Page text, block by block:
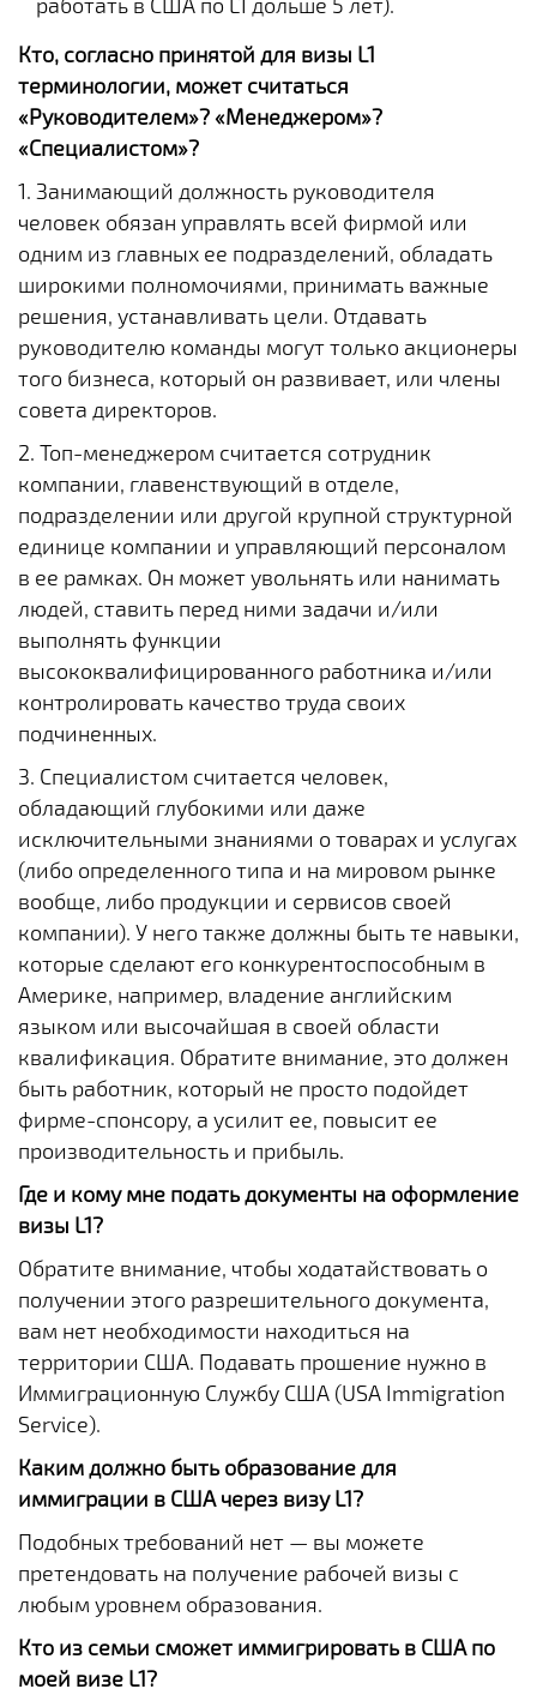
Кто, согласно принятой для визы L1
терминологии, может считаться
«Руководителем»? «Менеджером»?
«Специалистом»?
1. Занимающий должность руководителя
человек обязан управлять всей фирмой или
одним из главных ее подразделений, обладать
широкими полномочиями, принимать важные
решения, устанавливать цели. Отдавать
руководителю команды могут только акционеры
того бизнеса, который он развивает, или члены
совета директоров.
2. Топ-менеджером считается сотрудник
компании, главенствующий в отделе,
подразделении или другой крупной структурной
единице компании и управляющий персоналом
в ее рамках. Он может увольнять или нанимать
людей, ставить перед ними задачи и/или
выполнять функции
высококвалифицированного работника и/или
контролировать качество труда своих
подчиненных.
3. Специалистом считается человек,
обладающий глубокими или даже
исключительными знаниями о товарах и услугах
(либо определенного типа и на мировом рынке
вообще, либо продукции и сервисов своей
компании). У него также должны быть те навыки,
которые сделают его конкурентоспособным в
Америке, например, владение английским
языком или высочайшая в своей области
квалификация. Обратите внимание, это должен
быть работник, который не просто подойдет
фирме-спонсору, а усилит ее, повысит ее
производительность и прибыль.
Где и кому мне подать документы на оформление
визы L1?
Обратите внимание, чтобы ходатайствовать о
получении этого разрешительного документа,
вам нет необходимости находиться на
территории США. Подавать прошение нужно в
Иммиграционную Службу США (USA Immigration
Service).
Каким должно быть образование для
иммиграции в США через визу L1?
Подобных требований нет — вы можете
претендовать на получение рабочей визы с
любым уровнем образования.
Кто из семьи сможет иммигрировать в США по
моей визе L1?